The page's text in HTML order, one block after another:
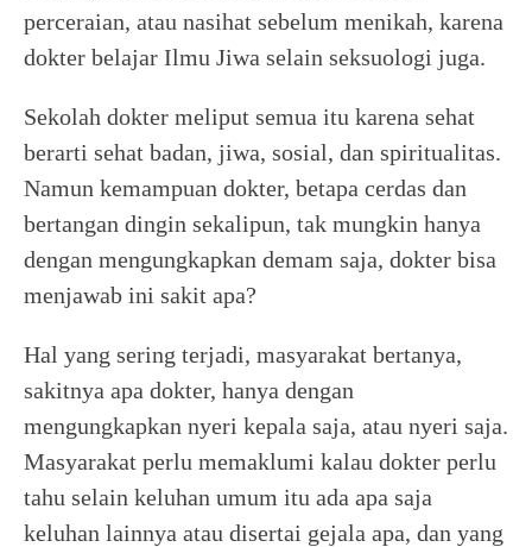
perceraian, atau nasihat sebelum menikah, karena
dokter belajar Ilmu Jiwa selain seksuologi juga.
Sekolah dokter meliput semua itu karena sehat
berarti sehat badan, jiwa, sosial, dan spiritualitas.
Namun kemampuan dokter, betapa cerdas dan
bertangan dingin sekalipun, tak mungkin hanya
dengan mengungkapkan demam saja, dokter bisa
menjawab ini sakit apa?
Hal yang sering terjadi, masyarakat bertanya,
sakitnya apa dokter, hanya dengan
mengungkapkan nyeri kepala saja, atau nyeri saja.
Masyarakat perlu memaklumi kalau dokter perlu
tahu selain keluhan umum itu ada apa saja
keluhan lainnya atau disertai gejala apa, dan yang